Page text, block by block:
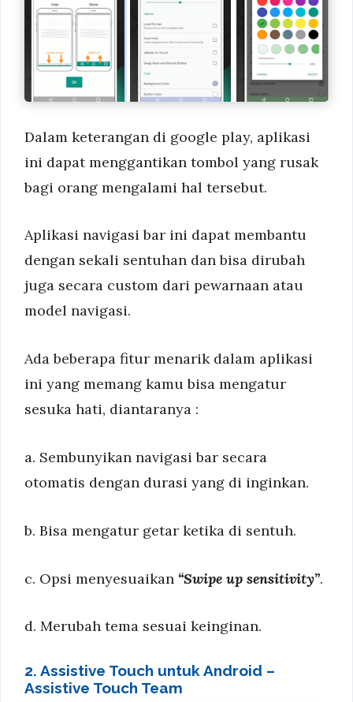
Dalam keterangan di google play, aplikasi
ini dapat menggantikan tombol yang rusak
bagi orang mengalami hal tersebut.
Aplikasi navigasi bar ini dapat membantu
dengan sekali sentuhan dan bisa dirubah
juga secara custom dari pewarnaan atau
model navigasi.
Ada beberapa fitur menarik dalam aplikasi
ini yang memang kamu bisa mengatur
sesuka hati, diantaranya :
a. Sembunyikan navigasi bar secara
otomatis dengan durasi yang di inginkan.
b. Bisa mengatur getar ketika di sentuh.
c. Opsi menyesuaikan “Swipe up sensitivity”.
d. Merubah tema sesuai keinginan.
2. Assistive Touch untuk Android –
Assistive Touch Team